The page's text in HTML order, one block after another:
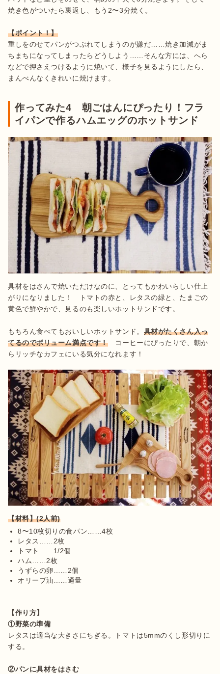
焼き色がついたら裏返し、もう2〜3分焼く。
【ポイント！】
重しをのせてパンがつぶれてしまうのが嫌だ……焼き加減がま
ちまちになってしまったらどうしよう……そんな方には、へら
などで押さえつけるように焼いて、様子を見るようにしたら、
まんべんなくきれいに焼けます。
作ってみた4 朝ごはんにぴったり！フラ
イパンで作るハムエッグのホットサンド
具材をはさんで焼いただけなのに、とってもかわいらしい仕上
がりになりました！　トマトの赤と、レタスの緑と、たまごの
黄色で鮮やかで、見るのも楽しいホットサンドです。
もちろん食べてもおいしいホットサンド。 具材がたくさん入っ
てるのでボリューム満点です！ コーヒーにぴったりで、朝か
らリッチなカフェにいる気分になれます！
【材料】(2人前)
8〜10枚切りの食パン……4枚
レタス……2枚
トマト……1/2個
ハム……2枚
うずらの卵……2個
オリーブ油……適量
【作り方】
①野菜の準備
レタスは適当な大きさにちぎる。トマトは5mmのくし形切りに
する。
②パンに具材をはさむ